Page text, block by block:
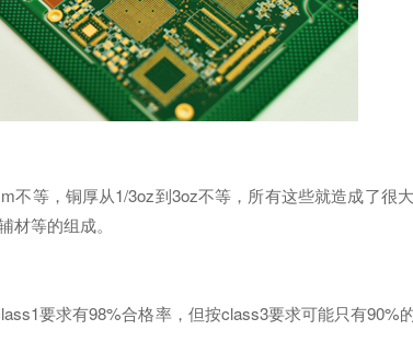
等，铜厚从1/3oz到3oz不等，所有这些就造成了很
等的组成。
要求有98%合格率，但按class3要求可能只有